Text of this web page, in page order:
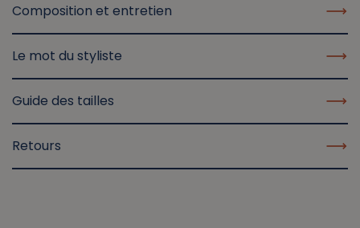
Composition et entretien
Le mot du styliste
Guide des tailles
Retours